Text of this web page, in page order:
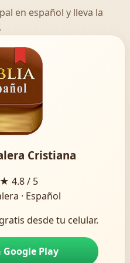
en español y lleva la
Cristiana
4.8 / 5
· Español
desde tu celular.
Google Play